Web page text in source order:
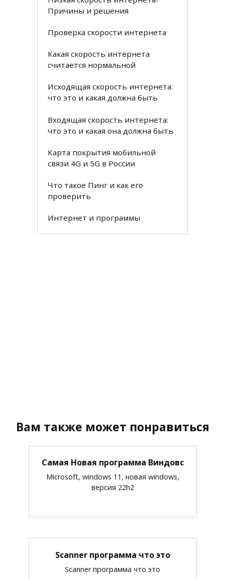
Причины и решения
Проверка скорости интернета
Какая скорость интернета
считается нормальной
Исходящая скорость интернета:
что это и какая должна быть
Входящая скорость интернета:
что это и какая она должна быть
Карта покрытия мобильной
связи 4G и 5G в России
Что такое Пинг и как его
проверить
Интернет и программы
Вам также может понравиться
Самая Новая программа Виндовс
Microsoft, windows 11, новая windows,
версия 22h2
Scanner программа что это
Scanner программа что это